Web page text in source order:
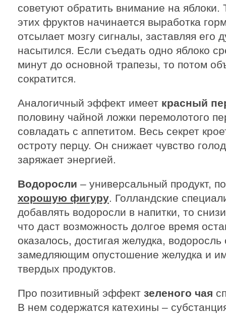
советуют обратить внимание на яблоки.
этих фруктов начинается выработка
отсылает мозгу сигналы, заставляя его
насытился. Если съедать одно яблоко
минут до основной трапезы, то потом
сократится.
Аналогичный эффект имеет красный
половину чайной ложки перемолотого
совладать с аппетитом. Весь секрет
остроту перцу. Он снижает чувство
заряжает энергией.
Водоросли – универсальный продукт,
хорошую фигуру. Голландские
добавлять водоросли в напитки, то
что даст возможность долгое время
оказалось, достигая желудка, водоросль
замедляющим опустошение желудка и
твердых продуктов.
Про позитивный эффект зеленого чая
В нем содержатся катехины –